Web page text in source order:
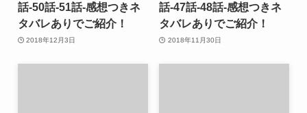
話-50話-51話-感想つきネ
タバレありでご紹介！
2018年12月3日
話-47話-48話-感想つきネ
タバレありでご紹介！
2018年11月30日